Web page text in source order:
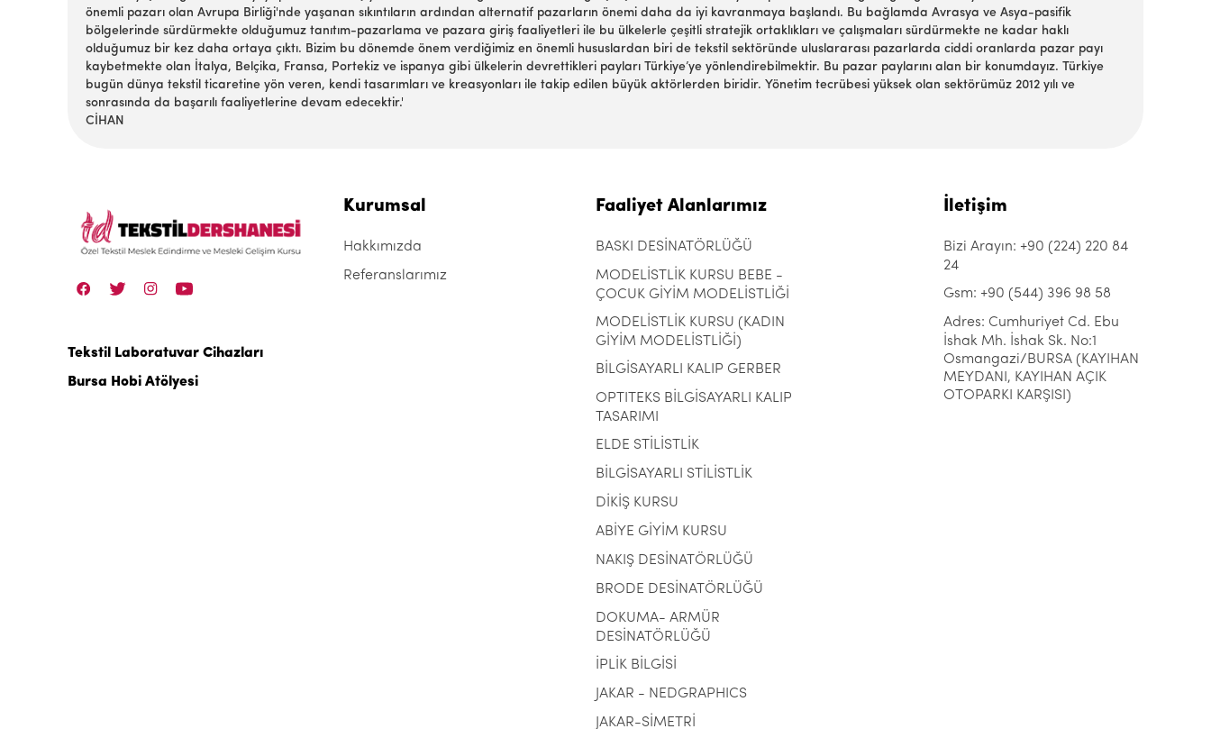
önemli pazarı olan Avrupa Birliği'nde yaşanan sıkıntıların ardından alternatif pazarların önemi daha da iyi kavranmaya başlandı. Bu bağlamda Avrasya ve Asya-pasifik
bölgelerinde sürdürmekte olduğumuz tanıtım-pazarlama ve pazara giriş faaliyetleri ile bu ülkelerle çeşitli stratejik ortaklıkları ve çalışmaları sürdürmekte ne kadar haklı
olduğumuz bir kez daha ortaya çıktı. Bizim bu dönemde önem verdiğimiz en önemli hususlardan biri de tekstil sektöründe uluslararası pazarlarda ciddi oranlarda pazar payı
kaybetmekte olan İtalya, Belçika, Fransa, Portekiz ve ispanya gibi ülkelerin devrettikleri payları Türkiye’ye yönlendirebilmektir. Bu pazar paylarını alan bir konumdayız. Türkiye
bugün dünya tekstil ticaretine yön veren, kendi tasarımları ve kreasyonları ile takip edilen büyük aktörlerden biridir. Yönetim tecrübesi yüksek olan sektörümüz 2012 yılı ve
sonrasında da başarılı faaliyetlerine devam edecektir.'
CİHAN
Tekstil Laboratuvar Cihazları
Bursa Hobi Atölyesi
Kurumsal
Hakkımızda
Referanslarımız
Faaliyet Alanlarımız
BASKI DESİNATÖRLÜĞÜ
MODELİSTLİK KURSU BEBE -
ÇOCUK GİYİM MODELİSTLİĞİ
MODELİSTLİK KURSU (KADIN
GİYİM MODELİSTLİĞİ)
BİLGİSAYARLI KALIP GERBER
OPTITEKS BİLGİSAYARLI KALIP
TASARIMI
ELDE STİLİSTLİK
BİLGİSAYARLI STİLİSTLİK
DİKİŞ KURSU
ABİYE GİYİM KURSU
NAKIŞ DESİNATÖRLÜĞÜ
BRODE DESİNATÖRLÜĞÜ
DOKUMA- ARMÜR
DESİNATÖRLÜĞÜ
İPLİK BİLGİSİ
JAKAR - NEDGRAPHICS
JAKAR-SİMETRİ
İletişim
Bizi Arayın: +90 (224) 220 84
24
Gsm: +90 (544) 396 98 58
Adres: Cumhuriyet Cd. Ebu
İshak Mh. İshak Sk. No:1
Osmangazi/BURSA (KAYIHAN
MEYDANI, KAYIHAN AÇIK
OTOPARKI KARŞISI)